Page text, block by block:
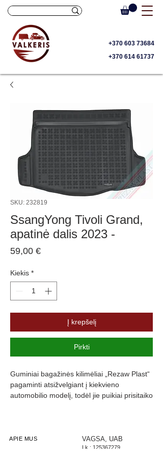
+370 603 73684
+370 614 61737
SKU: 232819
SsangYong Tivoli Grand,
apatinė dalis 2023 -
59,00 €Price
Kiekis *
Į krepšelį
Pirkti
Guminiai bagažinės kilimėliai „Rezaw Plast“
pagaminti atsižvelgiant į kiekvieno
automobilio modelį, todėl jie puikiai prisitaiko
esančia bagažinėje (pvz. atsarginis ratas,
įmontuota įrankių dėžė ir kt.).
APIE MUS
VAGSA, UAB
Į.k.: 125367279